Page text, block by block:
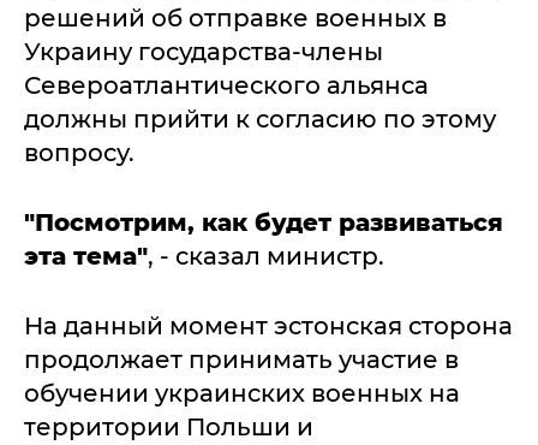
решений об отправке военных в
Украину государства-члены
Североатлантического альянса
должны прийти к согласию по этому
вопросу.
"Посмотрим, как будет развиваться
эта тема", - сказал министр.
На данный момент эстонская сторона
продолжает принимать участие в
обучении украинских военных на
территории Польши и